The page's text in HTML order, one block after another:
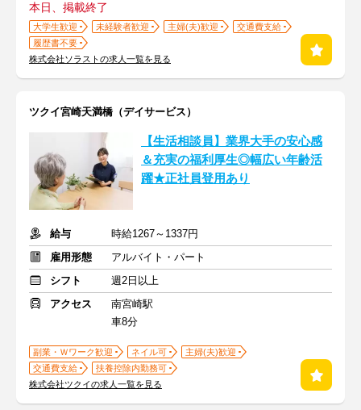
本日、掲載終了
大学生歓迎 未経験者歓迎 主婦(夫)歓迎
交通費支給
履歴書不要
株式会社ソラストの求人一覧を見る
ツクイ宮崎天満橋（デイサービス）
【生活相談員】業界大手の安心感
＆充実の福利厚生◎幅広い年齢活
躍★正社員登用あり
給与
時給1267～1337円
雇用形態
アルバイト・パート
シフト
週2日以上
アクセス
南宮崎駅
車8分
副業・Ｗワーク歓迎 ネイル可
主婦(夫)歓迎
交通費支給
扶養控除内勤務可
株式会社ツクイの求人一覧を見る